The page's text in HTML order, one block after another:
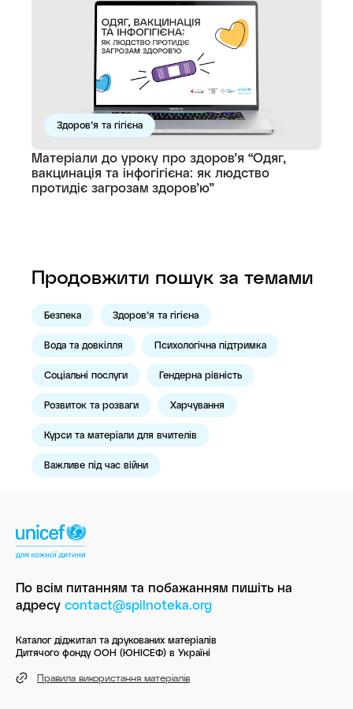
Здоров’я та гігієна
Матеріали до уроку про здоров’я “Одяг,
вакцинація та інфогігієна: як людство
протидіє загрозам здоров’ю”
Продовжити пошук за темами
Безпека Здоров’я та гігієна
Вода та довкілля Психологічна підтримка
Соціальні послуги Гендерна рівність
Розвиток та розваги Харчування
Курси та матеріали для вчителів
Важливе під час війни
По всім питанням та побажанням пишіть на
адресу contact@spilnoteka.org
Каталог діджитал та друкованих матеріалів
Дитячого фонду ООН (ЮНІСЕФ) в Україні
Правила використання матеріалів